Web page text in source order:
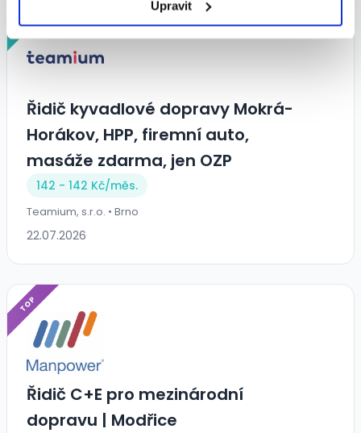
Upravit
Řidič kyvadlové dopravy Mokrá-
Horákov, HPP, firemní auto,
masáže zdarma, jen OZP
142 - 142 Kč/měs.
Teamium, s.r.o. • Brno
22.07.2026
TOP
Řidič C+E pro mezinárodní
dopravu | Modřice